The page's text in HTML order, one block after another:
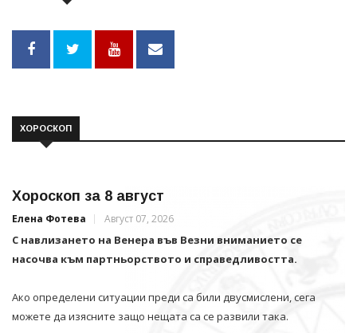
ХОРОСКОП
Хороскоп за 8 август
Елена Фотева Август 07, 2026
С навлизането на Венера във Везни вниманието се
насочва към партньорството и справедливостта.
Ако определени ситуации преди са били двусмислени, сега
можете да изясните защо нещата са се развили така.